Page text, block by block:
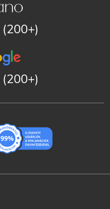
(200+)
(200+)